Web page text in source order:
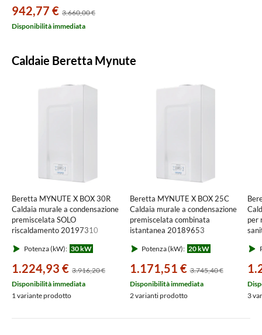
942,77 € 3.660,00 €
Disponibilità immediata
Caldaie Beretta Mynute
Beretta MYNUTE X BOX 30R
Caldaia murale a condensazione
premiscelata SOLO
riscaldamento 20197310
Potenza (kW): 30 kW
1.224,93 € 3.916,20 €
Disponibilità immediata
1 variante prodotto
Beretta MYNUTE X BOX 25C
Caldaia murale a condensazione
premiscelata combinata
istantanea 20189653
Potenza (kW): 20 kW
1.171,51 € 3.745,40 €
Disponibilità immediata
2 varianti prodotto
per
3